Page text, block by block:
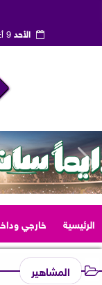
الأحد9 أغسطس 2026
الرئيسية خارجي
المشاهير